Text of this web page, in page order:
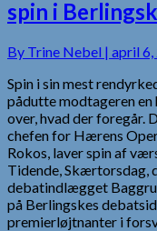
spin i
By Trine Nebel | april 6,
Spin i sin mest
pådutte modtageren en
over, hvad der foregår.
chefen for Hærens
Rokos, laver spin af
Tidende, Skærtorsdag,
debatindlægget
på Berlingskes
premierløjtnanter i